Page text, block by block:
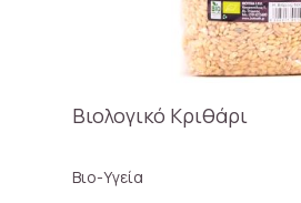
Βιολογικό Κριθάρι
Βιο-Υγεία